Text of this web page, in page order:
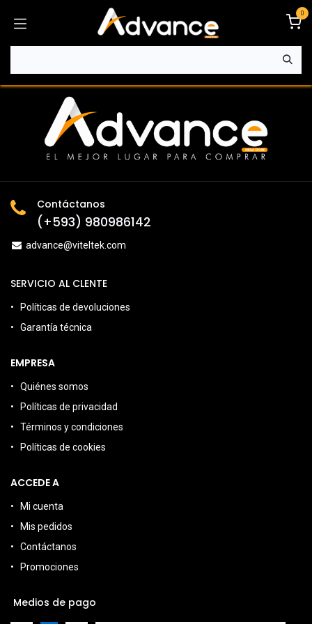
0
Contáctanos
(+593) 980986142
advance@viteltek.com
SERVICIO AL CLENTE
Políticas de devoluciones
Garantía técnica
EMPRESA
Quiénes somos
Políticas de privacidad
Términos y condiciones
Políticas de cookies
ACCEDE A
Mi cuenta
Mis pedidos
Contáctanos
Promociones
Medios de pago